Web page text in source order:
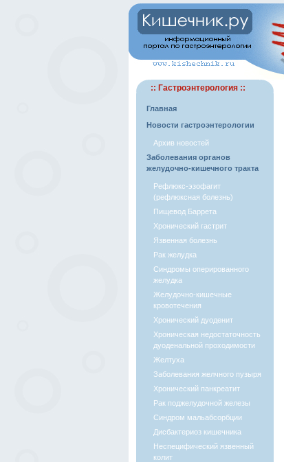
:: Гастроэнтерология ::
Главная
Новости гастроэнтерологии
Архив новостей
Заболевания органов
желудочно-кишечного тракта
Рефлюкс-эзофагит
(рефлюксная болезнь)
Пищевод Баррета
Хронический гастрит
Язвенная болезнь
Рак желудка
Синдромы оперированного
желудка
Желудочно-кишечные
кровотечения
Хронический дуоденит
Хроническая недостаточность
дуоденальной проходимости
Желтуха
Заболевания желчного пузыря
Хронический панкреатит
Рак поджелудочной железы
Синдром мальабсорбции
Дисбактериоз кишечника
Неспецифический язвенный
колит